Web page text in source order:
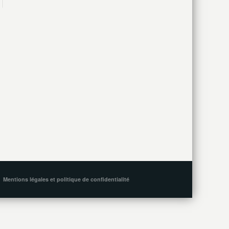
Mentions légales et politique de confidentialité